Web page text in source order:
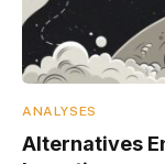
ANALYSES
Alternatives